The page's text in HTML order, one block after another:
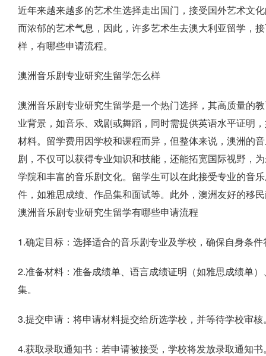
近年来越来越多的艺术生选择走出国门，接受国外艺术文
而浓郁的艺术气息，因此，许多艺术生去澳大利亚留学，
样，有哪些申请流程。
澳洲音乐剧专业研究生留学怎么样
澳洲音乐剧专业研究生留学是一个热门选择，其高质量的
业背景，如音乐、戏剧或舞蹈，同时需提供英语水平证明
材料。留学费用因学校和课程而异，但整体来说，澳洲的
剧，不仅可以获得专业知识和技能，还能拓宽国际视野，
学院和丰富的音乐剧文化。留学生可以在此接受专业的音
件，如雅思成绩、作品集和面试等。此外，澳洲友好的移
澳洲音乐剧专业研究生留学有哪些申请流程
1.确定目标：选择适合的音乐剧专业及学校，确保自身条
2.准备材料：准备成绩单、语言成绩证明（如雅思成绩单
集。
3.提交申请：将申请材料提交给所选学校，并等待学校审核
4.获取录取通知书：若申请被接受，学校将发放录取通知书